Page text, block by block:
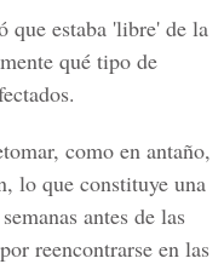
que estaba 'libre' de la
qué tipo de
como en antaño,
lo que constituye una
antes de las
reencontrarse en las